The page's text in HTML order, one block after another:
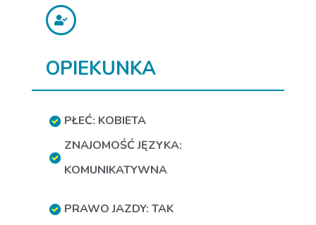
OPIEKUNKA
PŁEĆ: KOBIETA
ZNAJOMOŚĆ JĘZYKA:
KOMUNIKATYWNA
PRAWO JAZDY: TAK